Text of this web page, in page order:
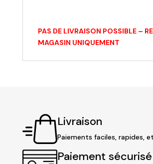
PAS DE LIVRAISON POSSIBLE –
MAGASIN UNIQUEMENT
Livraison
Paiements faciles, rapides,
Paiement sécurisé